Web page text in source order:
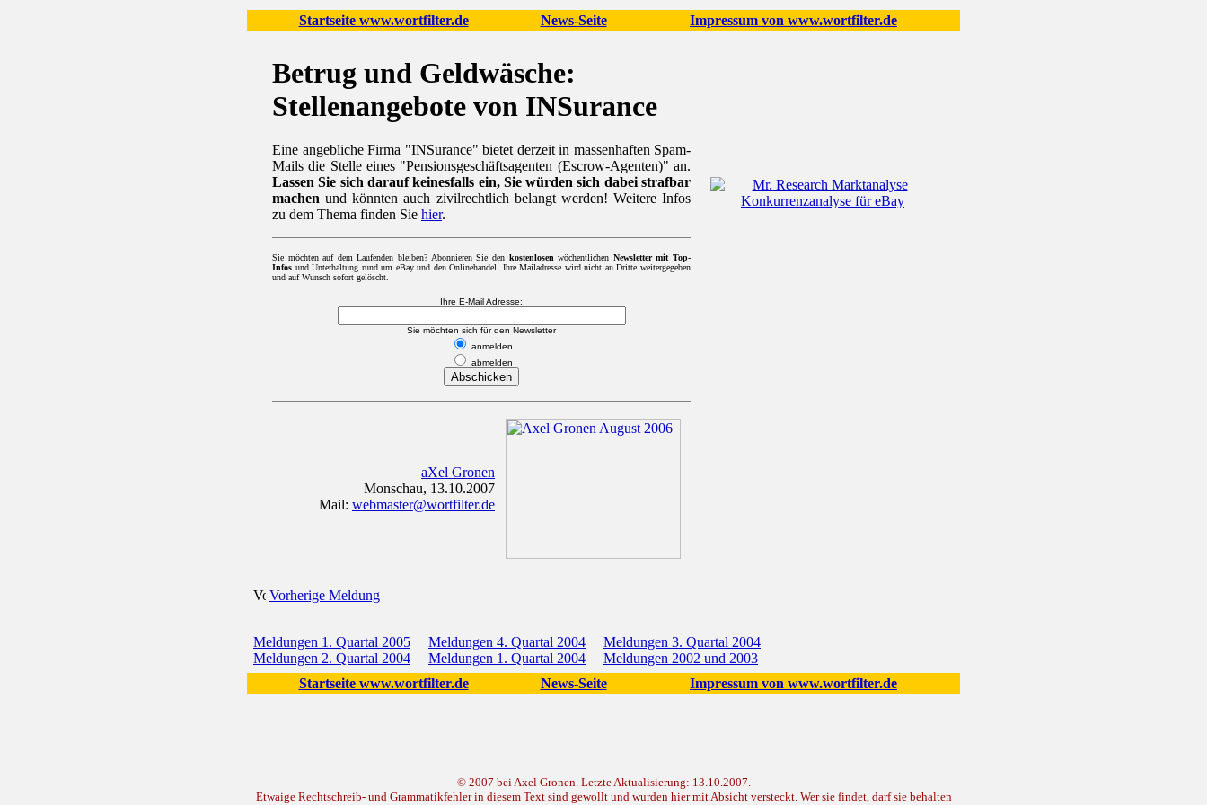
Startseite www.wortfilter.de News-Seite Impressum von www.wortfilter.de
Betrug und Geldwäsche:
Stellenangebote von INSurance
Eine angebliche Firma "INSurance" bietet derzeit in massenhaften Spam-
Mails die Stelle eines "Pensionsgeschäftsagenten (Escrow-Agenten)" an.
Lassen Sie sich darauf keinesfalls ein, Sie würden sich dabei strafbar
machen und könnten auch zivilrechtlich belangt werden! Weitere Infos
zu dem Thema finden Sie hier.
Sie möchten auf dem Laufenden bleiben? Abonnieren Sie den kostenlosenwöchentlichen Newsletter mit Top-
Infos und Unterhaltung rund um eBay und den Onlinehandel. Ihre Mailadresse wird nicht an Dritte weitergegeben
und auf Wunsch sofort gelöscht.
Ihre E-Mail Adresse:
Sie möchten sich für den Newsletter
anmelden
abmelden
aXel Gronen
Monschau, 13.10.2007
Mail: webmaster@wortfilter.de
Vorherige Meldung
Meldungen 1. Quartal 2005 Meldungen 4. Quartal 2004
Meldungen 3. Quartal 2004
Meldungen 2. Quartal 2004
Meldungen 1. Quartal 2004
Meldungen 2002 und 2003
Startseite www.wortfilter.de
News-Seite Impressum von www.wortfilter.de
© 2007 bei Axel Gronen. Letzte Aktualisierung: 13.10.2007.
Etwaige Rechtschreib- und Grammatikfehler in diesem Text sind gewollt und wurden hier mit Absicht versteckt. Wer sie findet, darf sie behalten